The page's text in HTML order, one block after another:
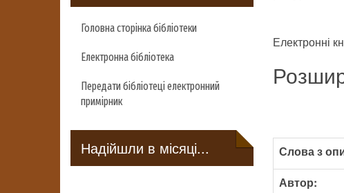
Головна сторінка бібліотеки
Електронна бібліотека
Передати бібліотеці електронний
примірник
Надійшли в місяці...
Електронні
Слова з
Автор: